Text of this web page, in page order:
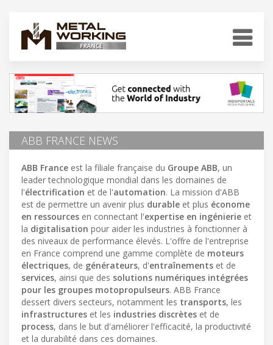
ABB FRANCE NEWS
ABB France est la filiale française du Groupe ABB, un
leader technologique mondial dans les domaines de
l'électrification et de l'automation. La mission d'ABB
est de permettre un avenir plus durable et plus économe
en ressources en connectant l'expertise en ingénierie et
la digitalisation pour aider les industries à fonctionner à
des niveaux de performance élevés. L'offre de l'entreprise
en France comprend une gamme complète de moteurs
électriques, de générateurs, d'entraînements et de
services, ainsi que des solutions numériques intégrées
pour les groupes motopropulseurs. ABB France
dessert divers secteurs, notamment les transports, les
infrastructures et les industries discrètes et de
process, dans le but d'améliorer l'efficacité, la productivité
et la durabilité dans ces domaines.